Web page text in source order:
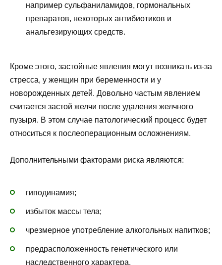
например сульфаниламидов, гормональных
препаратов, некоторых антибиотиков и
анальгезирующих средств.
Кроме этого, застойные явления могут возникать из-за
стресса, у женщин при беременности и у
новорожденных детей. Довольно частым явлением
считается застой желчи после удаления желчного
пузыря. В этом случае патологический процесс будет
относиться к послеоперационным осложнениям.
Дополнительными факторами риска являются:
гиподинамия;
избыток массы тела;
чрезмерное употребление алкогольных напитков;
предрасположенность генетического или
наследственного характера.